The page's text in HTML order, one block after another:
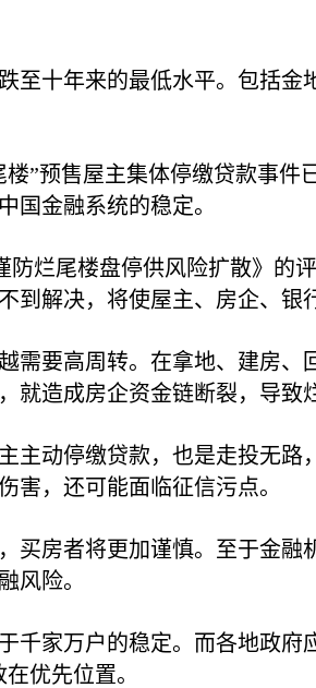
至十年来的最低水平。包括
”预售屋主集体停缴贷款事件
国金融系统的稳定。
防烂尾楼盘停供风险扩散》的
解决，将使屋主、房企、银
需要高周转。在拿地、建房
造成房企资金链断裂，导致
主动停缴贷款，也是走投无
害，还可能面临征信污点。
买房者将更加谨慎。至于金
风险。
千家万户的稳定。而各地政
优先位置。